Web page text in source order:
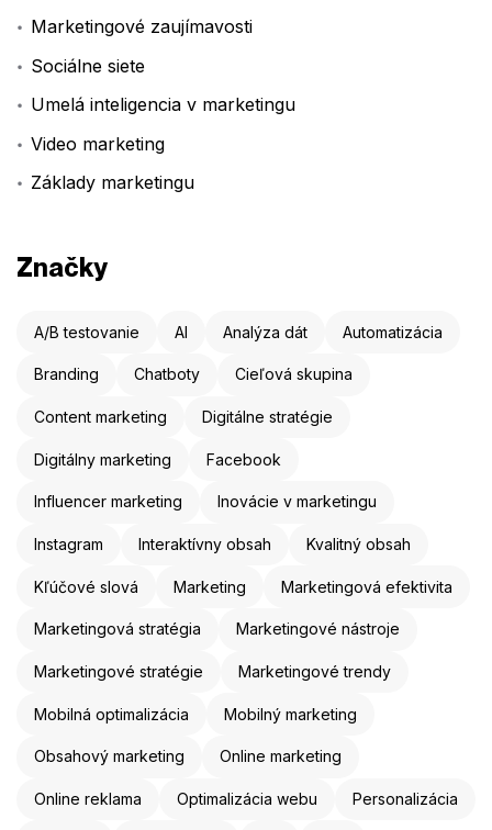
Marketingové zaujímavosti
Sociálne siete
Umelá inteligencia v marketingu
Video marketing
Základy marketingu
Značky
A/B testovanie AI Analýza dát Automatizácia
Branding Chatboty Cieľová skupina
Content marketing Digitálne stratégie
Digitálny marketing Facebook
Influencer marketing Inovácie v marketingu
Instagram Interaktívny obsah Kvalitný obsah
Kľúčové slová Marketing Marketingová efektivita
Marketingová stratégia Marketingové nástroje
Marketingové stratégie Marketingové trendy
Mobilná optimalizácia Mobilný marketing
Obsahový marketing Online marketing
Online reklama Optimalizácia webu Personalizácia